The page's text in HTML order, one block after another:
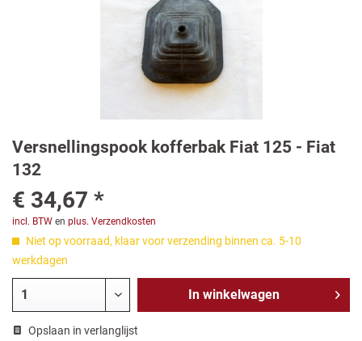
Versnellingspook kofferbak Fiat 125 - Fiat
132
€ 34,67 *
incl. BTW en plus. Verzendkosten
Niet op voorraad, klaar voor verzending binnen ca. 5-10
werkdagen
In winkelwagen
Opslaan in verlanglijst